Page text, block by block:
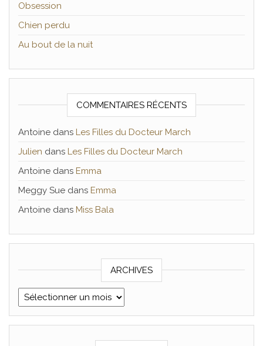
Obsession
Chien perdu
Au bout de la nuit
COMMENTAIRES RÉCENTS
Antoine dans Les Filles du Docteur March
Julien dans Les Filles du Docteur March
Antoine dans Emma
Meggy Sue dans Emma
Antoine dans Miss Bala
ARCHIVES
Archives